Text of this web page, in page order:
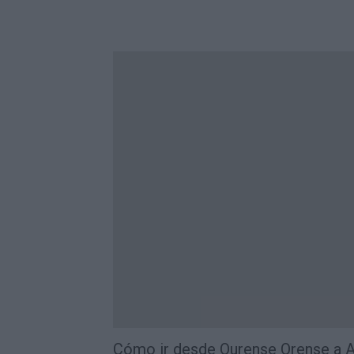
Cómo ir desde Ourense Orense a